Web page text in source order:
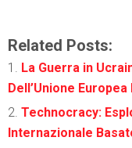
Related Posts:
La Guerra in
Dell’Unione
Technocracy:
Internazionale